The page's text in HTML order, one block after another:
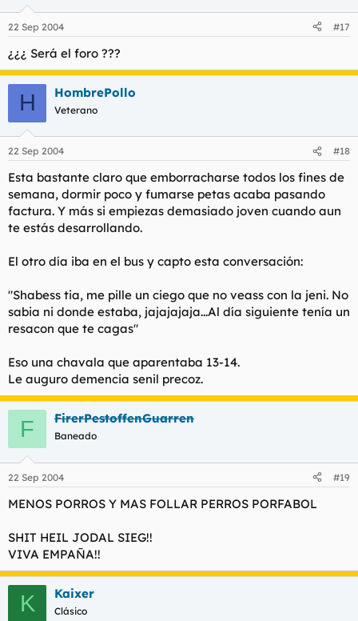
22 Sep 2004 #17
¿¿¿ Será el foro ???
H HombrePollo
Veterano
22 Sep 2004 #18
Esta bastante claro que emborracharse todos los fines de
semana, dormir poco y fumarse petas acaba pasando
factura. Y más si empiezas demasiado joven cuando aun
te estás desarrollando.
El otro día iba en el bus y capto esta conversación:
"Shabess tia, me pille un ciego que no veass con la jeni. No
sabia ni donde estaba, jajajajaja...Al día siguiente tenía un
resacon que te cagas"
Eso una chavala que aparentaba 13-14.
Le auguro demencia senil precoz.
F FirerPestoffenGuarren
Baneado
22 Sep 2004 #19
MENOS PORROS Y MAS FOLLAR PERROS PORFABOL
SHIT HEIL JODAL SIEG!!
VIVA EMPAÑA!!
K Kaixer
Clásico